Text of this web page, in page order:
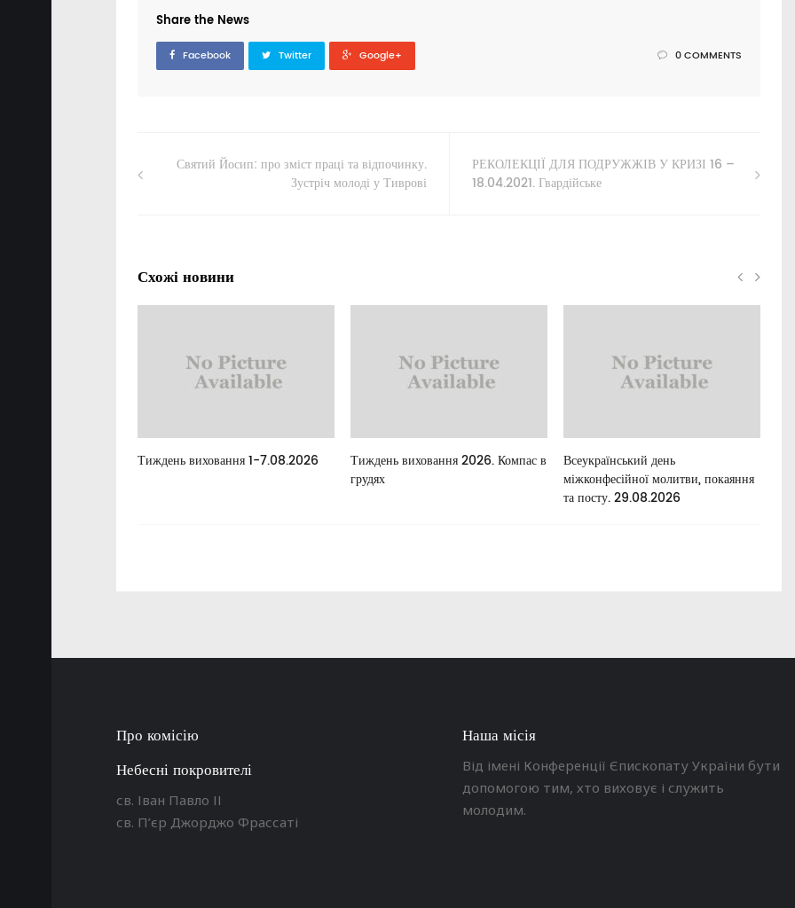
Share the News
Facebook Twitter Google+ 0 COMMENTS
Святий Йосип: про зміст праці та відпочинку.
Зустріч молоді у Тиврові
РЕКОЛЕКЦІЇ ДЛЯ ПОДРУЖЖІВ У КРИЗІ 16 –
18.04.2021. Гвардійське
Схожі новини
Тиждень виховання 1-7.08.2026
Тиждень виховання 2026. Компас в
грудях
Всеукраїнський день
міжконфесійної молитви, покаяння
та посту. 29.08.2026
Про комісію
Небесні покровителі
св. Іван Павло ІІ
св. П’єр Джорджо Фрассаті
Наша місія
Від імені Конференції Єпископату України бути
допомогою тим, хто виховує і служить
молодим.